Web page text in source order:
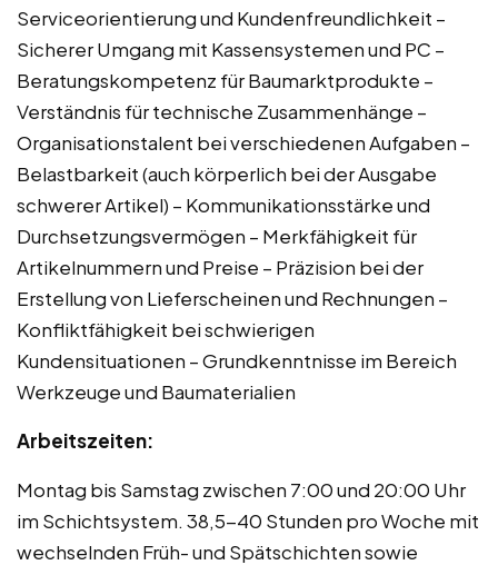
Serviceorientierung und Kundenfreundlichkeit –
Sicherer Umgang mit Kassensystemen und PC –
Beratungskompetenz für Baumarktprodukte –
Verständnis für technische Zusammenhänge –
Organisationstalent bei verschiedenen Aufgaben –
Belastbarkeit (auch körperlich bei der Ausgabe
schwerer Artikel) – Kommunikationsstärke und
Durchsetzungsvermögen – Merkfähigkeit für
Artikelnummern und Preise – Präzision bei der
Erstellung von Lieferscheinen und Rechnungen –
Konfliktfähigkeit bei schwierigen
Kundensituationen – Grundkenntnisse im Bereich
Werkzeuge und Baumaterialien
Arbeitszeiten:
Montag bis Samstag zwischen 7:00 und 20:00 Uhr
im Schichtsystem. 38,5-40 Stunden pro Woche mit
wechselnden Früh- und Spätschichten sowie